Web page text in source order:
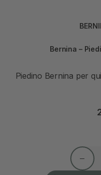
Bernina –
Piedino Bernina per